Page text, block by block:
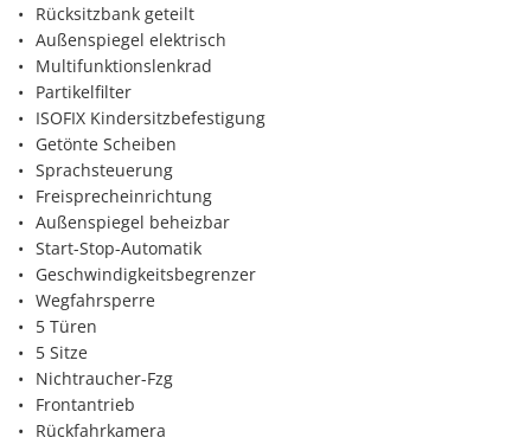
Rücksitzbank geteilt
Außenspiegel elektrisch
Multifunktionslenkrad
Partikelfilter
ISOFIX Kindersitzbefestigung
Getönte Scheiben
Sprachsteuerung
Freisprecheinrichtung
Außenspiegel beheizbar
Start-Stop-Automatik
Geschwindigkeitsbegrenzer
Wegfahrsperre
5 Türen
5 Sitze
Nichtraucher-Fzg
Frontantrieb
Rückfahrkamera